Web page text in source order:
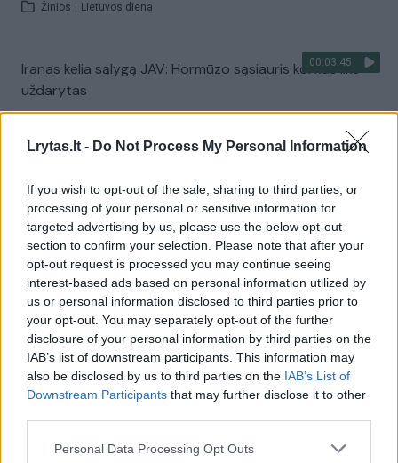
Lrytas.lt - Do Not Process My Personal Information
If you wish to opt-out of the sale, sharing to third parties, or
processing of your personal or sensitive information for
targeted advertising by us, please use the below opt-out
section to confirm your selection. Please note that after your
opt-out request is processed you may continue seeing
interest-based ads based on personal information utilized by
us or personal information disclosed to third parties prior to
your opt-out. You may separately opt-out of the further
disclosure of your personal information by third parties on the
IAB’s list of downstream participants. This information may
also be disclosed by us to third parties on the IAB’s List of
Downstream Participants that may further disclose it to other
Personal Data Processing Opt Outs
Žinios Lietuvos diena
00:03:45
Iranas kelia sąlygą JAV: Hormūzo sąsiauris kol kas liks
uždarytas
Rupkalviuose su dalgiais stojo į kovą: paskelbti Metų
šienpjoviai
Žinios Lietuvos diena
Visi įrašai
Žiūrimiausi įrašai